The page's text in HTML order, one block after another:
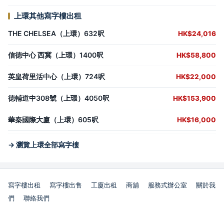
上環其他寫字樓出租
THE CHELSEA（上環）632呎 HK$24,016
信德中心 西冀（上環）1400呎 HK$58,800
英皇荷里活中心（上環）724呎 HK$22,000
德輔道中308號（上環）4050呎 HK$153,900
華秦國際大廈（上環）605呎 HK$16,000
→ 瀏覽上環全部寫字樓
寫字樓出租 寫字樓出售 工廈出租 商舖 服務式辦公室
關於我
們
聯絡我們